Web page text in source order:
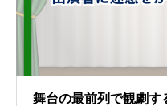
舞台の最前列で観劇す